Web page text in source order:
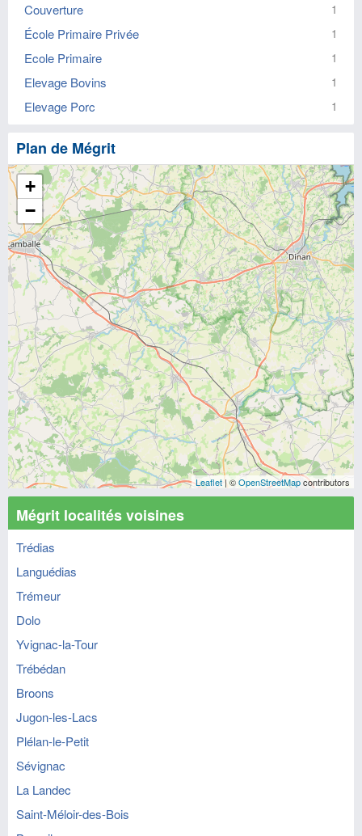
Couverture 1
École Primaire Privée 1
Ecole Primaire 1
Elevage Bovins 1
Elevage Porc 1
Plan de Mégrit
+
−
Leaflet| ©OpenStreetMapcontributors
Mégrit localités voisines
Trédias
Languédias
Trémeur
Dolo
Yvignac-la-Tour
Trébédan
Broons
Jugon-les-Lacs
Plélan-le-Petit
Sévignac
La Landec
Saint-Méloir-des-Bois